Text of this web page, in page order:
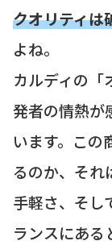
クオリティは
よね。
カルディの「
発者の情熱が
います。この
るのか、それ
手軽さ、そし
ランスにある